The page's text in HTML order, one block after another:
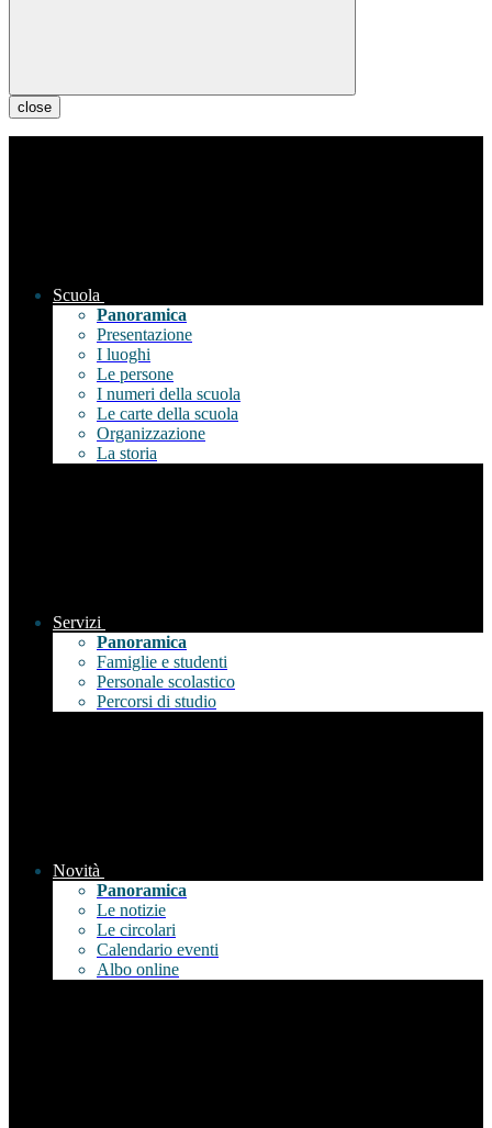
close
Scuola
Panoramica
Presentazione
I luoghi
Le persone
I numeri della scuola
Le carte della scuola
Organizzazione
La storia
Servizi
Panoramica
Famiglie e studenti
Personale scolastico
Percorsi di studio
Novità
Panoramica
Le notizie
Le circolari
Calendario eventi
Albo online